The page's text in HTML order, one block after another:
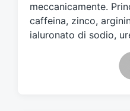
n
meccanicamente.
caffeina, zinco,
ialuronato di sodio,